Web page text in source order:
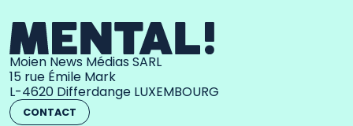
Moien News Médias SARL
15 rue Émile Mark
L-4620 Differdange LUXEMBOURG
CONTACT